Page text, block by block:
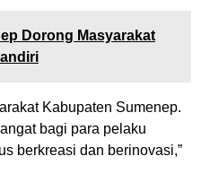
Dorong Masyarakat
Kabupaten Sumenep.
bagi para pelaku
berkreasi dan berinovasi,”